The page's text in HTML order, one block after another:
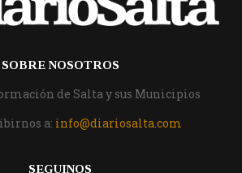
SOBRE NOSOTROS
de Salta y sus Municipios
a: info@diariosalta.com
SEGUINOS